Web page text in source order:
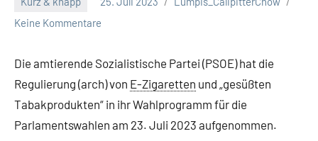
Keine Kommentare
Die amtierende Sozialistische Partei (PSOE) hat die
Regulierung (arch) von E-Zigaretten und „gesüßten
Tabakprodukten“ in ihr Wahlprogramm für die
Parlamentswahlen am 23. Juli 2023 aufgenommen.